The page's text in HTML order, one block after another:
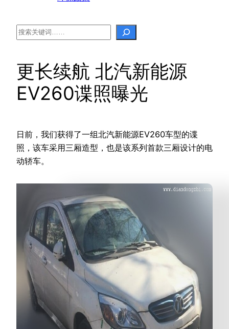
Search
更长续航 北汽新能源
EV260谍照曝光
日前，我们获得了一组北汽新能源EV260车型的谍
照，该车采用三厢造型，也是该系列首款三厢设计的电
动轿车。